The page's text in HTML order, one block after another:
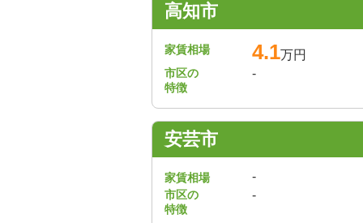
高知市
家賃相場 4.1万円
市区の
特徴
-
安芸市
家賃相場 -
市区の
特徴
-